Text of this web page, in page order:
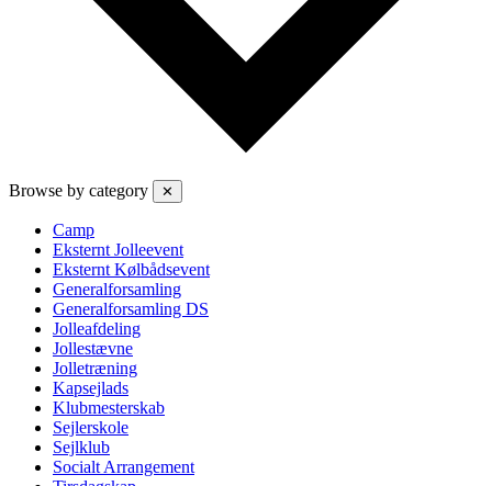
Browse by category ✕
Camp
Eksternt Jolleevent
Eksternt Kølbådsevent
Generalforsamling
Generalforsamling DS
Jolleafdeling
Jollestævne
Jolletræning
Kapsejlads
Klubmesterskab
Sejlerskole
Sejlklub
Socialt Arrangement